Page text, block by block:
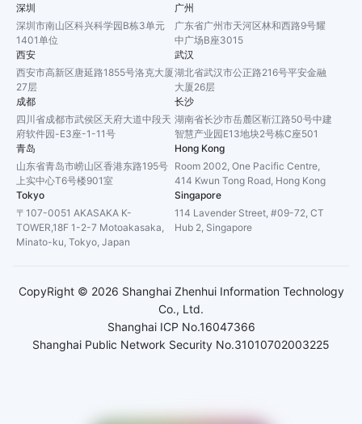
深圳
深圳市南山区科兴科学园B栋3单元
1401单位
广州
广东省广州市天河区林和西路9号耀
中广场B座3015
西安
西安市高新区唐延路1855号洛克大厦
27层
武汉
湖北省武汉市公正路216号平安金融
大厦26层
成都
四川省成都市武侯区天府大道中段天
府软件园-E3座-1-11号
长沙
湖南省长沙市岳麓区靳江路50号中建
智慧产业园E13地块2号栋C座501
青岛
山东省青岛市崂山区香港东路195号
上实中心T6号楼901室
Hong Kong
Room 2002, One Pacific Centre,
414 Kwun Tong Road, Hong Kong
Tokyo
〒107-0051 AKASAKA K-
TOWER,18F 1-2-7 Motoakasaka,
Minato-ku, Tokyo, Japan
Singapore
114 Lavender Street, #09-72, CT
Hub 2, Singapore
Shanghai ICP No.16047366
Shanghai Public Network Security No.31010702003225
CopyRight © 2026 Shanghai Zhenhui Information Technology
Co., Ltd.